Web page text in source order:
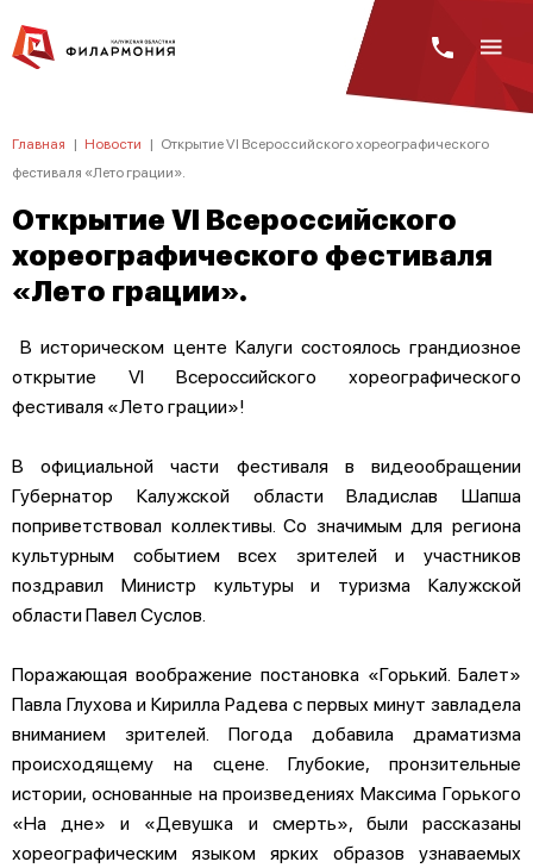
Главная | Новости | Открытие VI Всероссийского хореографического
фестиваля «Лето грации».
Открытие VI Всероссийского
хореографического фестиваля
«Лето грации».
В историческом центе Калуги состоялось грандиозное
открытие VI Всероссийского хореографического
фестиваля «Лето грации»!
В официальной части фестиваля в видеообращении
Губернатор Калужской области Владислав Шапша
поприветствовал коллективы. Со значимым для региона
культурным событием всех зрителей и участников
поздравил Министр культуры и туризма Калужской
области Павел Суслов.
Поражающая воображение постановка «Горький. Балет»
Павла Глухова и Кирилла Радева с первых минут завладела
вниманием зрителей. Погода добавила драматизма
происходящему на сцене. Глубокие, пронзительные
истории, основанные на произведениях Максима Горького
«На дне» и «Девушка и смерть», были рассказаны
хореографическим языком ярких образов узнаваемых